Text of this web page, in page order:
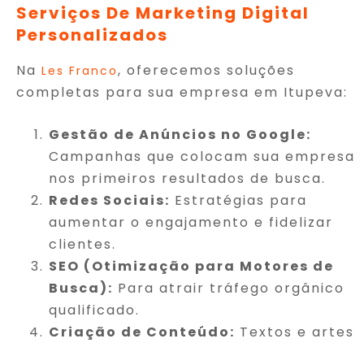
Serviços De Marketing Digital
Personalizados
Na Les Franco, oferecemos soluções
completas para sua empresa em Itupeva:
Gestão de Anúncios no Google:
Campanhas que colocam sua empresa
nos primeiros resultados de busca.
Redes Sociais: Estratégias para
aumentar o engajamento e fidelizar
clientes.
SEO (Otimização para Motores de
Busca): Para atrair tráfego orgânico
qualificado.
Criação de Conteúdo: Textos e artes